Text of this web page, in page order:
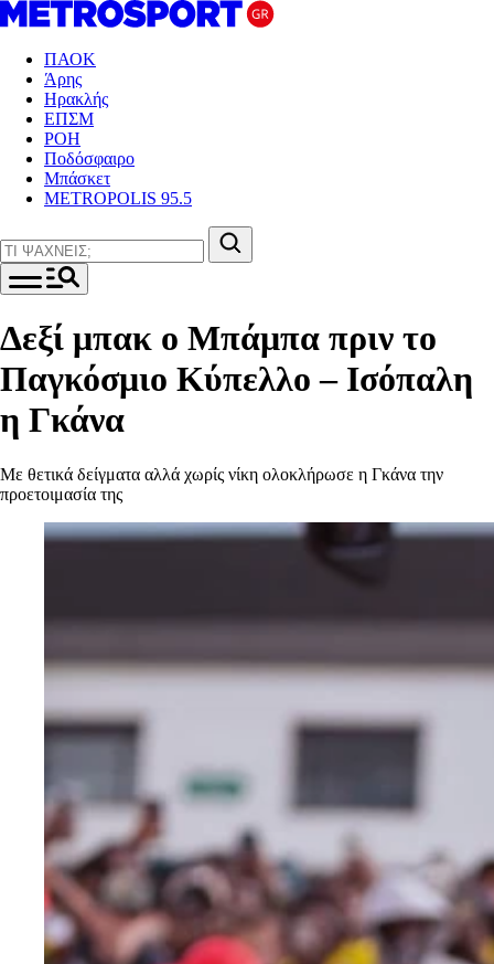
ΠΑΟΚ
Άρης
Ηρακλής
ΕΠΣΜ
ΡΟΗ
Ποδόσφαιρο
Μπάσκετ
METROPOLIS 95.5
Δεξί μπακ ο Μπάμπα πριν το
Παγκόσμιο Κύπελλο – Ισόπαλη
η Γκάνα
Με θετικά δείγματα αλλά χωρίς νίκη ολοκλήρωσε η Γκάνα την
προετοιμασία της